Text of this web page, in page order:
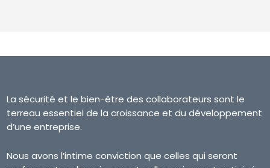
La sécurité et le bien-être des collaborateurs sont le
terreau essentiel de la croissance et du développement
d’une entreprise.
Nous avons l’intime conviction que celles qui seront